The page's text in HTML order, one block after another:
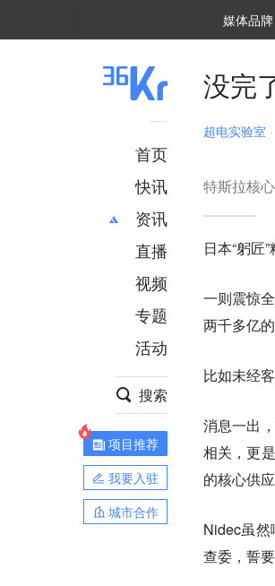
媒体品牌
首页
快讯
资讯
推荐
财经
项目推荐
安徽
直播
视频
专题
活动
搜索
项目推荐
我要入驻
城市合作
没完
超电实验室 ·
特斯拉核
日本“躬匠
一则震惊
两千多亿
比如未经
消息一出
相关，更
的核心供
Nidec虽然
查委，誓